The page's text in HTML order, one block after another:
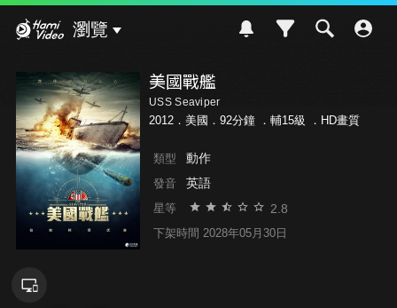
瀏覽
美國戰艦
USS Seaviper
2012．美國．92分鐘 ． 輔15級 ．HD畫質
類型 動作
發音 英語
星等 2.8
下架時間 2028年05月30日